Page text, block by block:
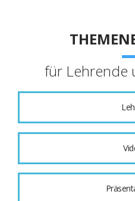
für Lehrende